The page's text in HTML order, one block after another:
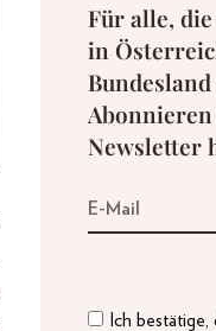
Für alle,
in
Newsletter
Ich bestätige,